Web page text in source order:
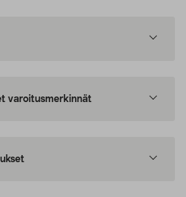
varoitusmerkinnät